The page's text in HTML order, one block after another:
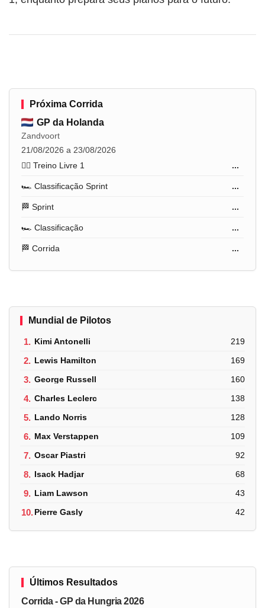
Próxima Corrida
GP da Holanda
Zandvoort
21/08/2026 a 23/08/2026
🏋️‍♂️ Treino Livre 1
...
🏎️ Classificação Sprint ...
🏁 Sprint ...
🏎️ Classificação ...
🏁 Corrida ...
Mundial de Pilotos
1. Kimi Antonelli 219
2. Lewis Hamilton 169
3. George Russell 160
4. Charles Leclerc 138
5. Lando Norris 128
6. Max Verstappen 109
7. Oscar Piastri 92
8. Isack Hadjar 68
9. Liam Lawson 43
10.Pierre Gasly 42
Últimos Resultados
Corrida - GP da Hungria 2026